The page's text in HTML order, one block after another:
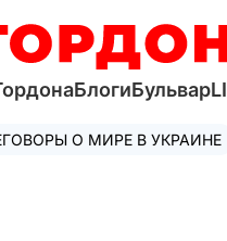
БлогиБульвар
О МИРЕ В УКРАИНЕ